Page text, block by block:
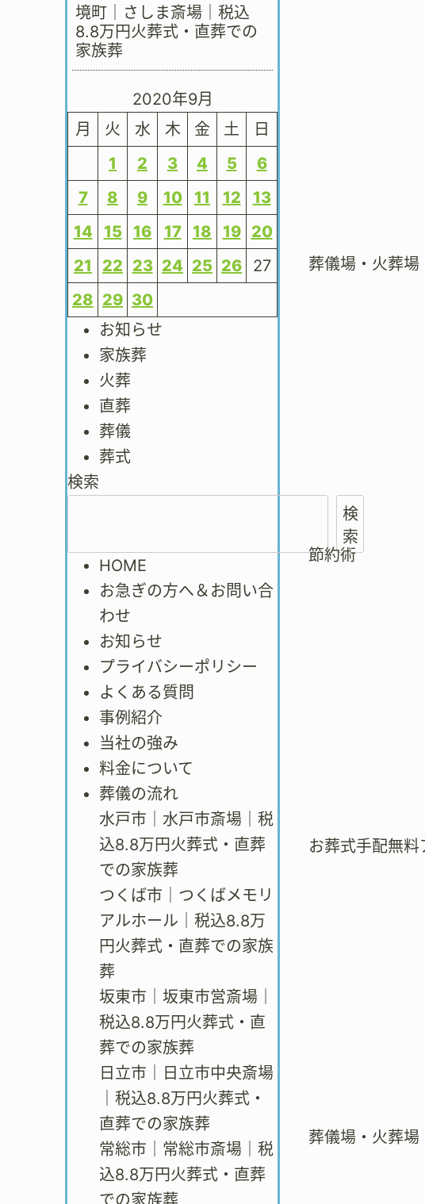
境町｜さしま斎場｜税込
8.8万円火葬式・直葬での
家族葬
2020年9月
月
火 水 木 金 土
日
1
2 3 4 5
6
7
8 9 10 11 12
13
14
15 16 17 18 19
20
21
22 23 24 25 26
27
28 29 30
お知らせ
家族葬
火葬
直葬
葬儀
葬式
検索
検
索
HOME
お急ぎの方へ＆お問い合
わせ
お知らせ
プライバシーポリシー
よくある質問
事例紹介
当社の強み
料金について
葬儀の流れ
水戸市｜水戸市斎場｜税
込8.8万円火葬式・直葬
での家族葬
つくば市｜つくばメモリ
アルホール｜税込8.8万
円火葬式・直葬での家族
葬
坂東市｜坂東市営斎場｜
税込8.8万円火葬式・直
葬での家族葬
日立市｜日立市中央斎場
｜税込8.8万円火葬式・
直葬での家族葬
常総市｜常総市斎場｜税
込8.8万円火葬式・直葬
葬儀場・火葬
節約術
お葬式手配無
葬儀場・火葬